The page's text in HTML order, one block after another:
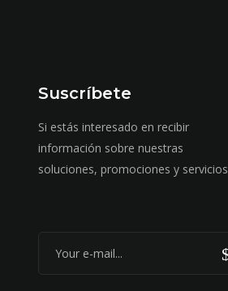
Suscríbete
Si estás interesado en recibir
información sobre nuestras
soluciones, promociones y servicios